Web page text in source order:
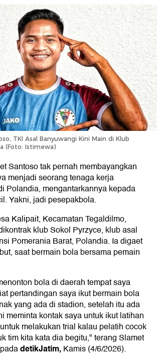
TKI Asal Banyuwangi Kini Main di Klub
(Foto: Istimewa)
Santoso tak pernah membayangkan
menjadi seorang tenaga kerja
Polandia, mengantarkannya kepada
Yakni, jadi pesepakbola.
Kalipait, Kecamatan Tegaldilmo,
klub Sokol Pyrzyce, klub asal
Pomerania Barat, Polandia. Ia digaet
saat bermain bola bersama pemain
bola di daerah tempat saya
pertandingan saya ikut bermain bola
yang ada di stadion, setelah itu ada
meminta kontak saya untuk ikut latihan
melakukan trial kalau pelatih cocok
tim kita kata dia begitu," terang Slamet
detikJatim,Kamis (4/6/2026).